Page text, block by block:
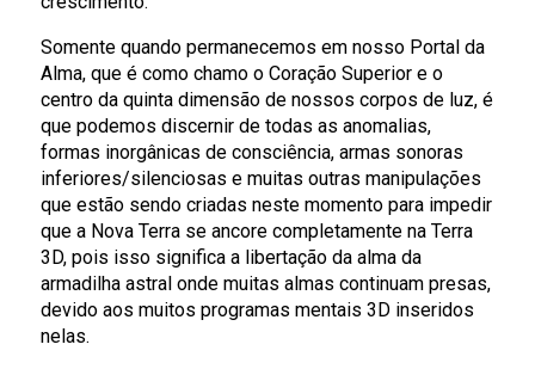
Somente quando permanecemos em nosso Portal da
Alma, que é como chamo o Coração Superior e o
centro da quinta dimensão de nossos corpos de luz, é
que podemos discernir de todas as anomalias,
formas inorgânicas de consciência, armas sonoras
inferiores/silenciosas e muitas outras manipulações
que estão sendo criadas neste momento para impedir
que a Nova Terra se ancore completamente na Terra
3D, pois isso significa a libertação da alma da
armadilha astral onde muitas almas continuam presas,
devido aos muitos programas mentais 3D inseridos
nelas.